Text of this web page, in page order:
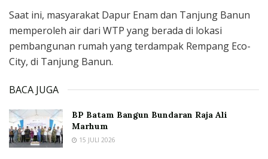
Saat ini, masyarakat Dapur Enam dan Tanjung Banun
memperoleh air dari WTP yang berada di lokasi
pembangunan rumah yang terdampak Rempang Eco-
City, di Tanjung Banun.
BACA JUGA
BP Batam Bangun Bundaran Raja Ali
Marhum
15 JULI 2026